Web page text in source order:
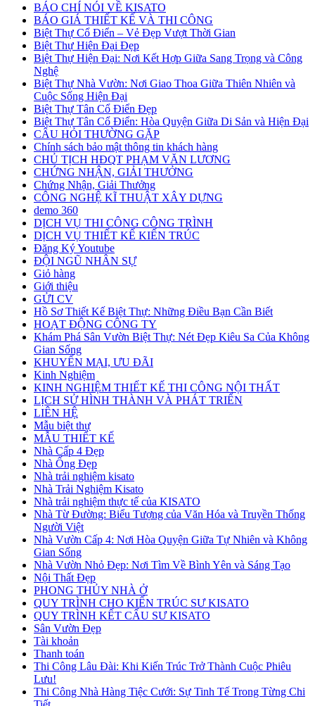
BÁO CHÍ NÓI VỀ KISATO
BÁO GIÁ THIẾT KẾ VÀ THI CÔNG
Biệt Thự Cổ Điển – Vẻ Đẹp Vượt Thời Gian
Biệt Thự Hiện Đại Đẹp
Biệt Thự Hiện Đại: Nơi Kết Hợp Giữa Sang Trọng và Công
Nghệ
Biệt Thự Nhà Vườn: Nơi Giao Thoa Giữa Thiên Nhiên và
Cuộc Sống Hiện Đại
Biệt Thự Tân Cổ Điển Đẹp
Biệt Thự Tân Cổ Điển: Hòa Quyện Giữa Di Sản và Hiện Đại
CÂU HỎI THƯỜNG GẶP
Chính sách bảo mật thông tin khách hàng
CHỦ TỊCH HĐQT PHẠM VĂN LƯƠNG
CHỨNG NHẬN, GIẢI THƯỞNG
Chứng Nhận, Giải Thưởng
CÔNG NGHỆ KĨ THUẬT XÂY DỰNG
demo 360
DỊCH VỤ THI CÔNG CÔNG TRÌNH
DỊCH VỤ THIẾT KẾ KIẾN TRÚC
Đăng Ký Youtube
ĐỘI NGŨ NHÂN SỰ
Giỏ hàng
Giới thiệu
GỬI CV
Hồ Sơ Thiết Kế Biệt Thự: Những Điều Bạn Cần Biết
HOẠT ĐỘNG CÔNG TY
Khám Phá Sân Vườn Biệt Thự: Nét Đẹp Kiêu Sa Của Không
Gian Sống
KHUYẾN MẠI, ƯU ĐÃI
Kinh Nghiệm
KINH NGHIỆM THIẾT KẾ THI CÔNG NỘI THẤT
LỊCH SỬ HÌNH THÀNH VÀ PHÁT TRIỂN
LIÊN HỆ
Mẫu biệt thự
MẪU THIẾT KẾ
Nhà Cấp 4 Đẹp
Nhà Ống Đẹp
Nhà trải nghiệm kisato
Nhà Trải Nghiệm Kisato
Nhà trải nghiệm thực tế của KISATO
Nhà Từ Đường: Biểu Tượng của Văn Hóa và Truyền Thống
Người Việt
Nhà Vườn Cấp 4: Nơi Hòa Quyện Giữa Tự Nhiên và Không
Gian Sống
Nhà Vườn Nhỏ Đẹp: Nơi Tìm Về Bình Yên và Sáng Tạo
Nội Thất Đẹp
PHONG THỦY NHÀ Ở
QUY TRÌNH CHO KIẾN TRÚC SƯ KISATO
QUY TRÌNH KẾT CẤU SƯ KISATO
Sân Vườn Đẹp
Tài khoản
Thanh toán
Thi Công Lâu Đài: Khi Kiến Trúc Trở Thành Cuộc Phiêu
Lưu!
Thi Công Nhà Hàng Tiệc Cưới: Sự Tinh Tế Trong Từng Chi